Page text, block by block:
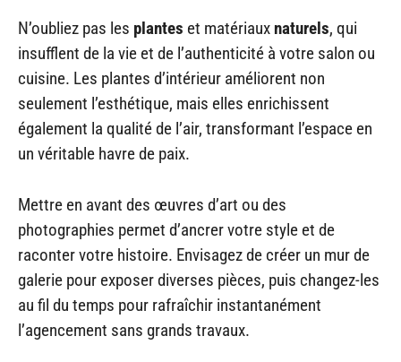
N’oubliez pas les plantes et matériaux naturels, qui
insufflent de la vie et de l’authenticité à votre salon ou
cuisine. Les plantes d’intérieur améliorent non
seulement l’esthétique, mais elles enrichissent
également la qualité de l’air, transformant l’espace en
un véritable havre de paix.
Mettre en avant des œuvres d’art ou des
photographies permet d’ancrer votre style et de
raconter votre histoire. Envisagez de créer un mur de
galerie pour exposer diverses pièces, puis changez-les
au fil du temps pour rafraîchir instantanément
l’agencement sans grands travaux.